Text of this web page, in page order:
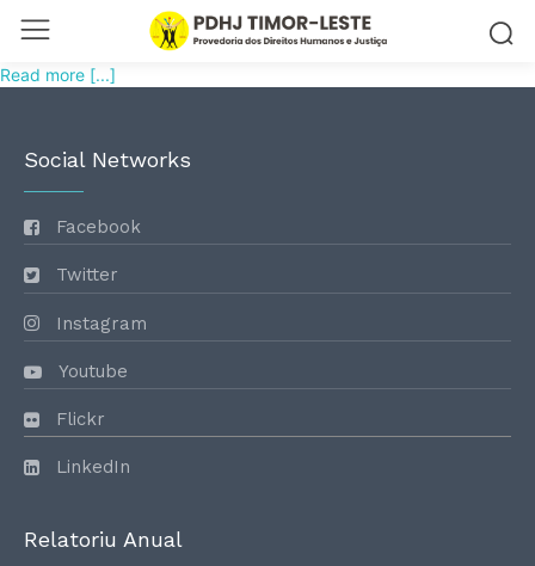
Read more [...]
Social Networks
Facebook
Twitter
Instagram
Youtube
Flickr
LinkedIn
Relatoriu Anual